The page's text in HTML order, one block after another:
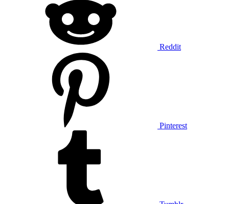
Reddit
Pinterest